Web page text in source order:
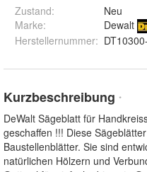
Zustand:
Neu
Marke:
Dewalt
Herstellernummer:
Kurzbeschreibung *
DeWalt Sägeblatt für
geschaffen !!! Diese
Baustellenblätter. Sie sind
natürlichen Hölzern und